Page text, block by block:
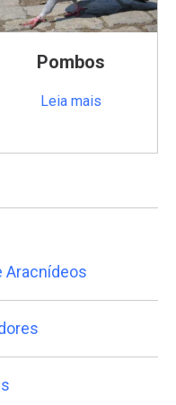
Pombos
Leia mais
Aracnídeos